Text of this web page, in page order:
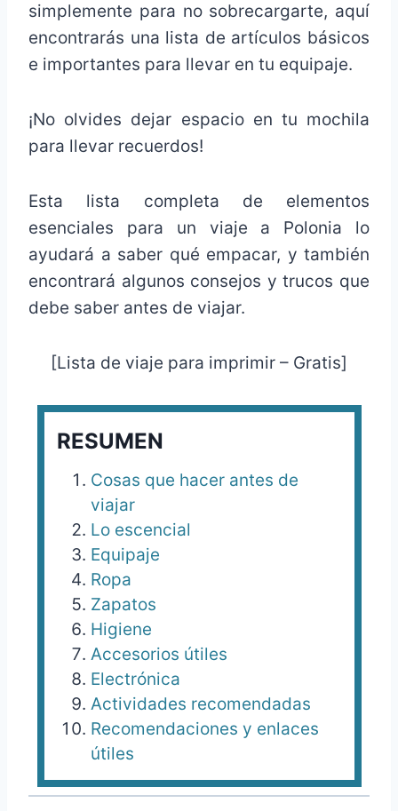
simplemente para no sobrecargarte, aquí
encontrarás una lista de artículos básicos
e importantes para llevar en tu equipaje.
¡No olvides dejar espacio en tu mochila
para llevar recuerdos!
Esta lista completa de elementos
esenciales para un viaje a Polonia lo
ayudará a saber qué empacar, y también
encontrará algunos consejos y trucos que
debe saber antes de viajar.
[Lista de viaje para imprimir – Gratis]
RESUMEN
Cosas que hacer antes de
viajar
Lo escencial
Equipaje
Ropa
Zapatos
Higiene
Accesorios útiles
Electrónica
Actividades recomendadas
Recomendaciones y enlaces
útiles